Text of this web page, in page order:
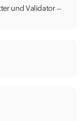
und Validator –